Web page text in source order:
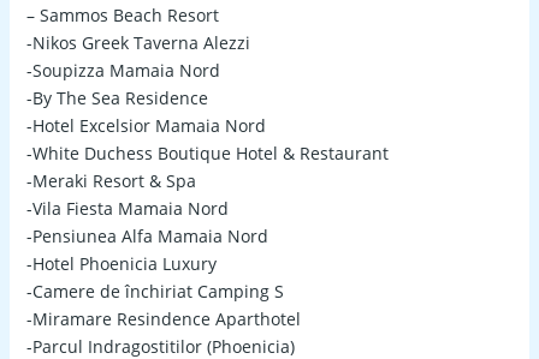
– Sammos Beach Resort
-Nikos Greek Taverna Alezzi
-Soupizza Mamaia Nord
-By The Sea Residence
-Hotel Excelsior Mamaia Nord
-White Duchess Boutique Hotel & Restaurant
-Meraki Resort & Spa
-Vila Fiesta Mamaia Nord
-Pensiunea Alfa Mamaia Nord
-Hotel Phoenicia Luxury
-Camere de închiriat Camping S
-Miramare Resindence Aparthotel
-Parcul Indragostitilor (Phoenicia)